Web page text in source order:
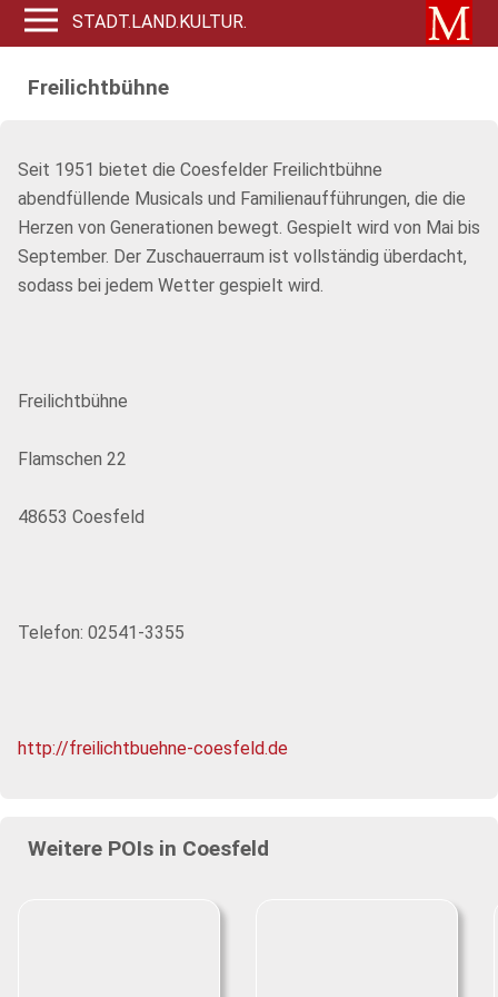
STADT.LAND.KULTUR.
Freilichtbühne
Seit 1951 bietet die Coesfelder Freilichtbühne
abendfüllende Musicals und Familienaufführungen, die die
Herzen von Generationen bewegt. Gespielt wird von Mai bis
September. Der Zuschauerraum ist vollständig überdacht,
sodass bei jedem Wetter gespielt wird.
Freilichtbühne
Flamschen 22
48653 Coesfeld
Telefon: 02541-3355
http://freilichtbuehne-coesfeld.de
Weitere POIs in Coesfeld